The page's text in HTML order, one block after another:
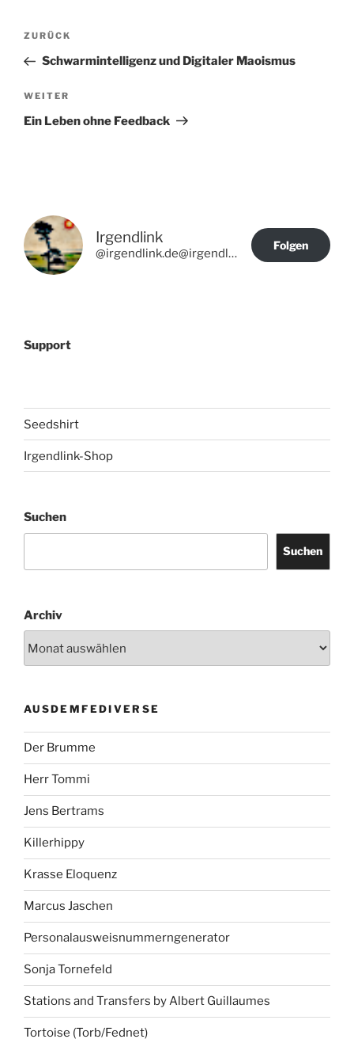
Beitragsnavigation
Vorheriger
Beitrag
ZURÜCK
Schwarmintelligenz und Digitaler Maoismus
Nächster
Beitrag
WEITER
Ein Leben ohne Feedback
Irgendlink
@irgendlink.de@irgendlink.de
Folgen
Support
Seedshirt
Irgendlink-Shop
Suchen
Suchen
Archiv
AUSDEMFEDIVERSE
Der Brumme
Herr Tommi
Jens Bertrams
Killerhippy
Krasse Eloquenz
Marcus Jaschen
Personalausweisnummerngenerator
Sonja Tornefeld
Stations and Transfers by Albert Guillaumes
Tortoise (Torb/Fednet)